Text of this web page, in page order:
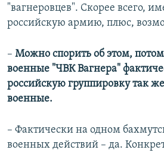
"вагнеровцев". Скорее всего,
российскую армию, плюс,
– Можно спорить об этом,
военные "ЧВК Вагнера"
российскую группировку так
военные.
– Фактически на одном
военных действий – да.